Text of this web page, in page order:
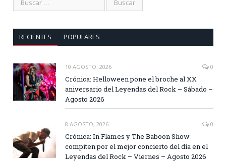
RECIENTES POPULARES
10 AGOSTO, 2026 0
Crónica: Helloween pone el broche al XX
aniversario del Leyendas del Rock – Sábado –
Agosto 2026
8 AGOSTO, 2026 0
Crónica: In Flames y The Baboon Show
compiten por el mejor concierto del día en el
Leyendas del Rock – Viernes – Agosto 2026